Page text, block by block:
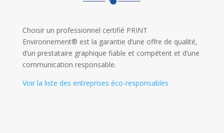
Choisir un professionnel certifié PRINT
Environnement® est la garantie d’une offre de qualité,
d’un prestataire graphique fiable et compétent et d’une
communication responsable.
Voir la liste des entreprises éco-responsables